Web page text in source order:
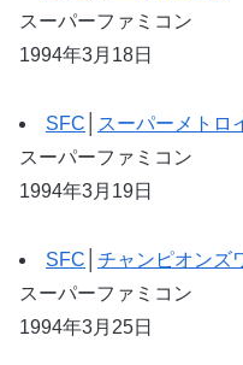
スーパーファミコン
1994年3月18日
SFC
スーパーメトロ
スーパーファミコン
1994年3月19日
SFC
チャンピオンズ
スーパーファミコン
1994年3月25日